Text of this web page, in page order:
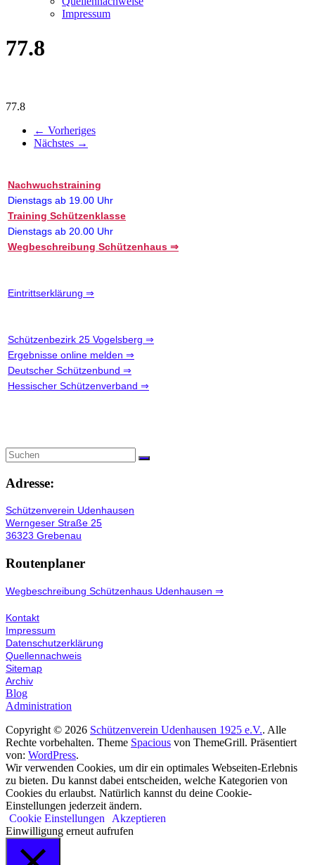
Impressum
77.8
77.8
← Vorheriges
Nächstes →
Nachwuchstraining
Dienstags ab 19.00 Uhr
Training Schützenklasse
Dienstags ab 20.00 Uhr
Wegbeschreibung Schützenhaus ⇒
Eintrittserklärung ⇒
Schützenbezirk 25 Vogelsberg ⇒
Ergebnisse online melden ⇒
Deutscher Schützenbund ⇒
Hessischer Schützenverband ⇒
Adresse:
Schützenverein Udenhausen
Werngeser Straße 25
36323 Grebenau
Routenplaner
Wegbeschreibung Schützenhaus Udenhausen ⇒
Kontakt
Impressum
Datenschutzerklärung
Quellennachweis
Sitemap
Archiv
Blog
Administration
Copyright © 2026 Schützenverein Udenhausen 1925 e.V.. Alle
Rechte vorbehalten. Theme Spacious von ThemeGrill. Präsentiert
von: WordPress.
Wir verwenden Cookies, um dir ein optimales Webseiten-Erlebnis
zu bieten. Du kannst dabei entscheiden, welche Kategorien von
Cookies du erlaubst. Natürlich kannst du deine Cookie-
Einstellungen jederzeit ändern.
Cookie Einstellungen
Akzeptieren
Einwilligung erneut aufrufen